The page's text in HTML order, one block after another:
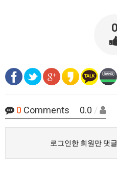
0
0 Comments 0.0 /
로그인한 회원만 댓